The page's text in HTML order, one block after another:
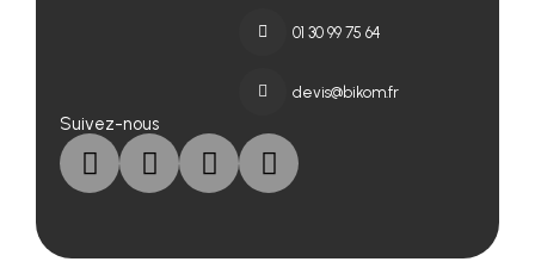
01 30 99 75 64
devis@bikom.fr
Suivez-nous